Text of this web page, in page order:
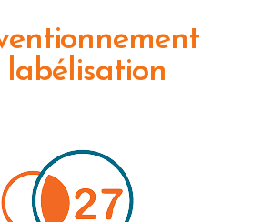
labélisation